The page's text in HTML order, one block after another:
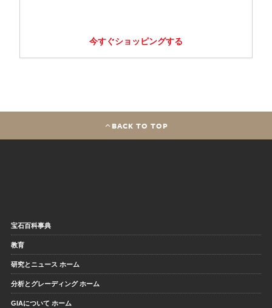
今すぐショッピングする
BACK TO TOP
宝石百科事典
教育
研究とニュース ホーム
分析とグレーディング ホーム
GIAについて ホーム